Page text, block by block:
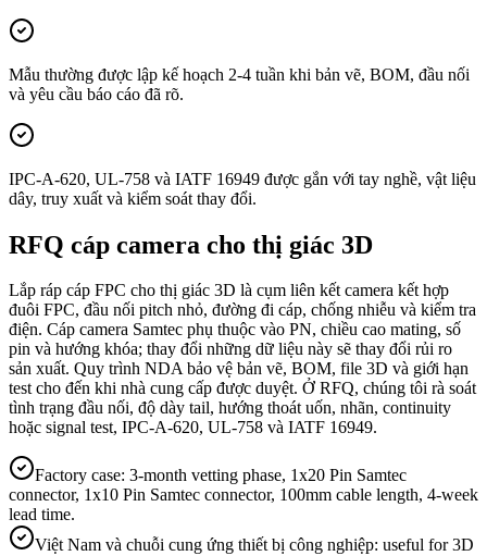
Mẫu thường được lập kế hoạch 2-4 tuần khi bản vẽ, BOM, đầu nối
và yêu cầu báo cáo đã rõ.
IPC-A-620, UL-758 và IATF 16949 được gắn với tay nghề, vật liệu
dây, truy xuất và kiểm soát thay đổi.
RFQ cáp camera cho thị giác 3D
Lắp ráp cáp FPC cho thị giác 3D là cụm liên kết camera kết hợp
đuôi FPC, đầu nối pitch nhỏ, đường đi cáp, chống nhiễu và kiểm tra
điện. Cáp camera Samtec phụ thuộc vào PN, chiều cao mating, số
pin và hướng khóa; thay đổi những dữ liệu này sẽ thay đổi rủi ro
sản xuất. Quy trình NDA bảo vệ bản vẽ, BOM, file 3D và giới hạn
test cho đến khi nhà cung cấp được duyệt. Ở RFQ, chúng tôi rà soát
tình trạng đầu nối, độ dày tail, hướng thoát uốn, nhãn, continuity
hoặc signal test, IPC-A-620, UL-758 và IATF 16949.
Factory case: 3-month vetting phase, 1x20 Pin Samtec
connector, 1x10 Pin Samtec connector, 100mm cable length, 4-week
lead time.
Việt Nam và chuỗi cung ứng thiết bị công nghiệp: useful for 3D